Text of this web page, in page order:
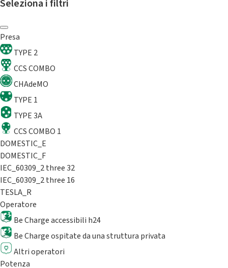
Seleziona i filtri
Presa
TYPE 2
CCS COMBO
CHAdeMO
TYPE 1
TYPE 3A
CCS COMBO 1
DOMESTIC_E
DOMESTIC_F
IEC_60309_2 three 32
IEC_60309_2 three 16
TESLA_R
Operatore
Be Charge accessibili h24
Be Charge ospitate da una struttura privata
Altri operatori
Potenza